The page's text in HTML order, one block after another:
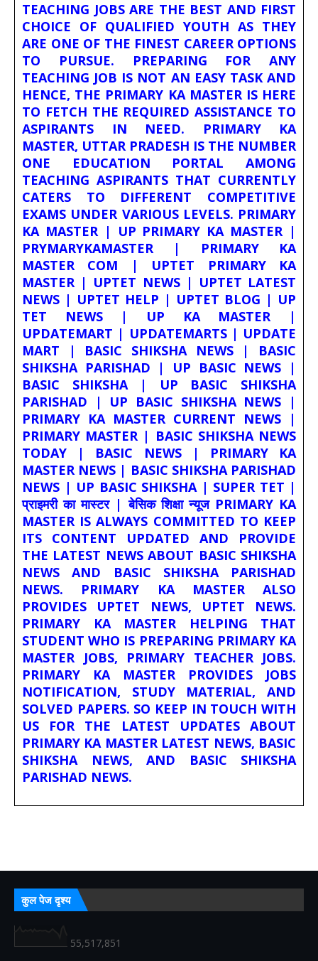
TEACHING JOBS ARE THE BEST AND FIRST
CHOICE OF QUALIFIED YOUTH AS THEY
ARE ONE OF THE FINEST CAREER OPTIONS
TO PURSUE. PREPARING FOR ANY
TEACHING JOB IS NOT AN EASY TASK AND
HENCE, THE PRIMARY KA MASTER IS HERE
TO FETCH THE REQUIRED ASSISTANCE TO
ASPIRANTS IN NEED. PRIMARY KA
MASTER, UTTAR PRADESH IS THE NUMBER
ONE EDUCATION PORTAL AMONG
TEACHING ASPIRANTS THAT CURRENTLY
CATERS TO DIFFERENT COMPETITIVE
EXAMS UNDER VARIOUS LEVELS. PRIMARY
KA MASTER | UP PRIMARY KA MASTER |
PRYMARYKAMASTER | PRIMARY KA
MASTER COM | UPTET PRIMARY KA
MASTER | UPTET NEWS | UPTET LATEST
NEWS | UPTET HELP | UPTET BLOG | UP
TET NEWS | UP KA MASTER |
UPDATEMART | UPDATEMARTS | UPDATE
MART | BASIC SHIKSHA NEWS | BASIC
SHIKSHA PARISHAD | UP BASIC NEWS |
BASIC SHIKSHA | UP BASIC SHIKSHA
PARISHAD | UP BASIC SHIKSHA NEWS |
PRIMARY KA MASTER CURRENT NEWS |
PRIMARY MASTER | BASIC SHIKSHA NEWS
TODAY | BASIC NEWS | PRIMARY KA
MASTER NEWS | BASIC SHIKSHA PARISHAD
NEWS | UP BASIC SHIKSHA | SUPER TET |
प्राइमरी का मास्टर | बेसिक शिक्षा न्यूज PRIMARY KA
MASTER IS ALWAYS COMMITTED TO KEEP
ITS CONTENT UPDATED AND PROVIDE
THE LATEST NEWS ABOUT BASIC SHIKSHA
NEWS AND BASIC SHIKSHA PARISHAD
NEWS. PRIMARY KA MASTER ALSO
PROVIDES UPTET NEWS, UPTET NEWS.
PRIMARY KA MASTER HELPING THAT
STUDENT WHO IS PREPARING PRIMARY KA
MASTER JOBS, PRIMARY TEACHER JOBS.
PRIMARY KA MASTER PROVIDES JOBS
NOTIFICATION, STUDY MATERIAL, AND
SOLVED PAPERS. SO KEEP IN TOUCH WITH
US FOR THE LATEST UPDATES ABOUT
PRIMARY KA MASTER LATEST NEWS, BASIC
SHIKSHA NEWS, AND BASIC SHIKSHA
PARISHAD NEWS.
कुल पेज दृश्य
55,517,851